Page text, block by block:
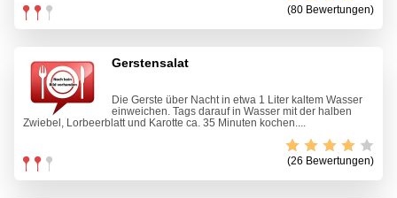
(80 Bewertungen)
Gerstensalat
Die Gerste über Nacht in etwa 1 Liter kaltem Wasser
einweichen. Tags darauf in Wasser mit der halben
Zwiebel, Lorbeerblatt und Karotte ca. 35 Minuten kochen....
(26 Bewertungen)